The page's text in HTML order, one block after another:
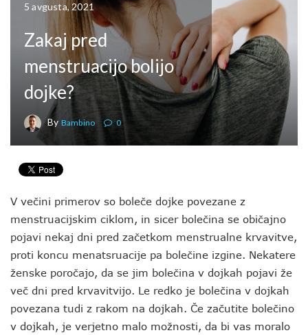
5 avgusta, 2021
Zakaj pred
menstruacijo bolijo
dojke?
By Bambino 0
V večini primerov so boleče dojke povezane z
menstruacijskim ciklom, in sicer bolečina se običajno
pojavi nekaj dni pred začetkom menstrualne krvavitve,
proti koncu menatsruacije pa bolečine izgine. Nekatere
ženske poročajo, da se jim bolečina v dojkah pojavi že
več dni pred krvavitvijo. Le redko je bolečina v dojkah
povezana tudi z rakom na dojkah. Če začutite bolečino
v dojkah, je verjetno malo možnosti, da bi vas moralo